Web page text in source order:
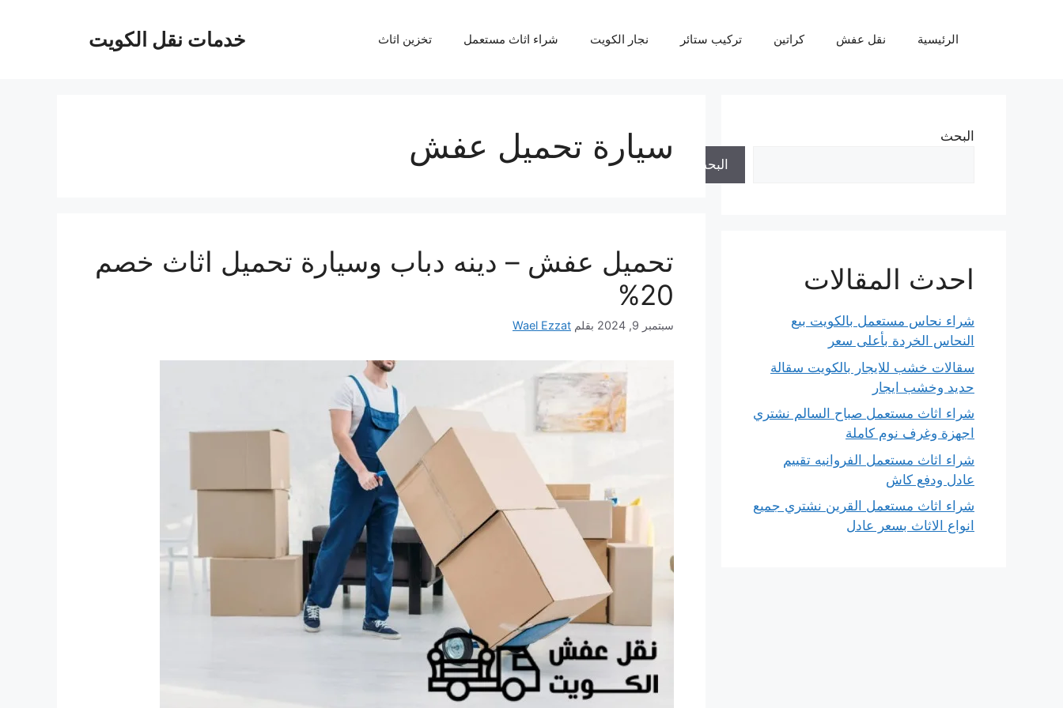
خدمات نقل الكويت الرئيسية نقل عفش كراتين تركيب ستائر نجار الكويت شراء اثاث مستعمل تخزين اثاث
سيارة تحميل عفش
تحميل عفش – دينه دباب وسيارة تحميل اثاث خصم
20%
سبتمبر 9, 2024 بقلم Wael Ezzat
البحث
البحث
احدث المقالات
شراء نحاس مستعمل بالكويت بيع
النحاس الخردة بأعلى سعر
سقالات خشب للايجار بالكويت سقالة
حديد وخشب ايجار
شراء اثاث مستعمل صباح السالم نشتري
اجهزة وغرف نوم كاملة
شراء اثاث مستعمل الفروانيه تقييم
عادل ودفع كاش
شراء اثاث مستعمل القرين نشتري جميع
انواع الاثاث بسعر عادل